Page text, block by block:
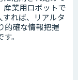
産業用ロボットで
れば、リアルタ
的確な情報把握
。